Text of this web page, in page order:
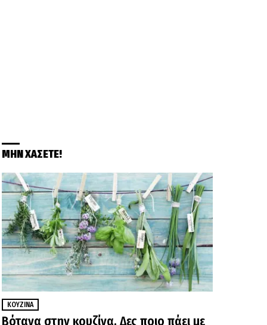
ΜΗΝ ΧΑΣΕΤΕ!
ΚΟΥΖΊΝΑ
Βότανα στην κουζίνα. Δες ποιο πάει με